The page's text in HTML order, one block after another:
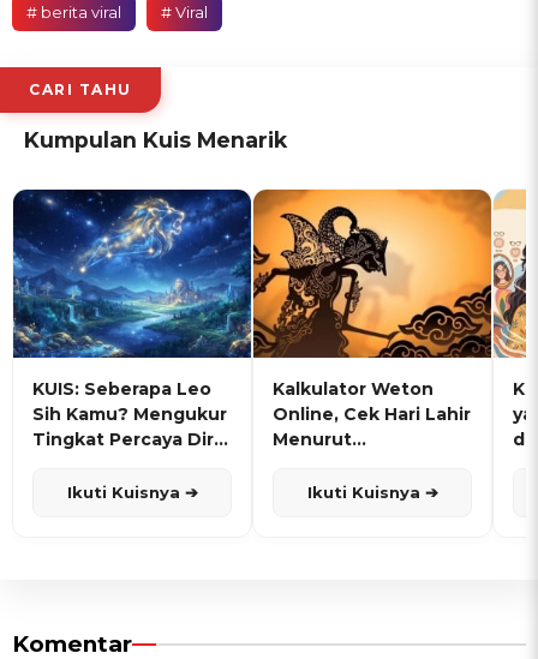
# berita viral # Viral
CARI TAHU
Kumpulan Kuis Menarik
KUIS: Seberapa Leo
Sih Kamu? Mengukur
Tingkat Percaya Diri
Ikuti Kuisnya ➔
Kalkulator Weton
Online, Cek Hari Lahir
Menurut
Ikuti Kuisnya ➔
Komentar